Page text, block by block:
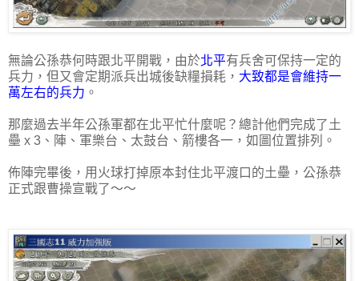
無論公孫恭何時跟北平開戰，由於北平有兵舍可保持一定的
兵力，但又會定期派兵出城後缺糧損耗， 大致都是會維持一
萬左右的兵力 。
那麼過去半年公孫軍都在北平忙什麼呢？總計他們完成了土
壘 x 3、陣、軍樂台、太鼓台、箭樓各一，如圖位置排列。
佈陣完畢後，用火球打掉原本封住北平渡口的土壘，公孫恭
正式跟曹操宣戰了～～